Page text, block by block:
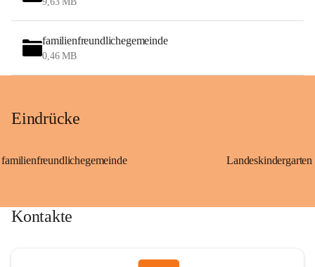
familienfreundlichegemeinde
0,46 MB
Eindrücke
familienfreundlichegemeinde
Kontakte